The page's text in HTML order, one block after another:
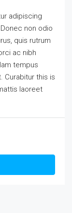
adipiscing
non odio
quis rutrum
ac nibh
tempus
Curabitur this is
laoreet